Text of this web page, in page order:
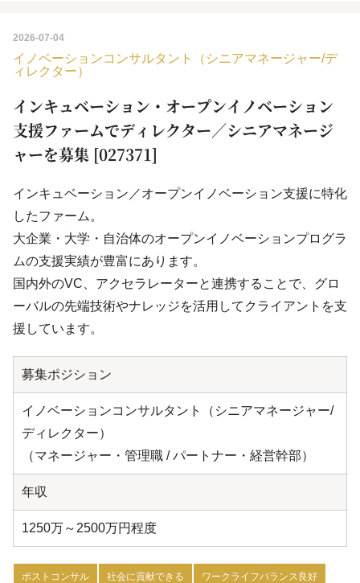
2026-07-04
イノベーションコンサルタント（シニアマネージャー/デ
ィレクター）
インキュベーション・オープンイノベーション
支援ファームでディレクター／シニアマネージ
ャーを募集 [027371]
インキュベーション／オープンイノベーション支援に特化
したファーム。
大企業・大学・自治体のオープンイノベーションプログラ
ムの支援実績が豊富にあります。
国内外のVC、アクセラレーターと連携することで、グロ
ーバルの先端技術やナレッジを活用してクライアントを支
援しています。
募集ポジション
イノベーションコンサルタント（シニアマネージャー/
ディレクター）
（マネージャー・管理職 / パートナー・経営幹部）
年収
1250万～2500万円程度
ポストコンサル 社会に貢献できる ワークライフバランス良好